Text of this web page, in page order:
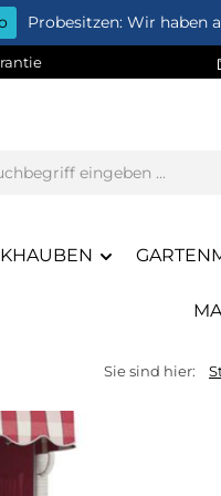
Probesitzen: Wir haben
Sie sind hier: